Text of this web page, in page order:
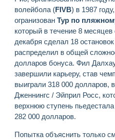
волейбола (FIVB) в 1987
огранизован Тур по
который в течение 8
декабря сделал 18
распределил в общей
долларов бонуса. Фил
завершили карьеру, став
выиграли 318 000 долларов,
Дженнингс / Эйприл Росс,
верхнюю ступень
282 000 долларов.
Попытка объяснить только